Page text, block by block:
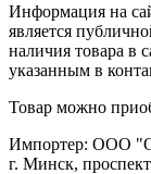
Информация на
является
наличия товара в
указанным в
Товар можно
Импортер: ООО
г. Минск,